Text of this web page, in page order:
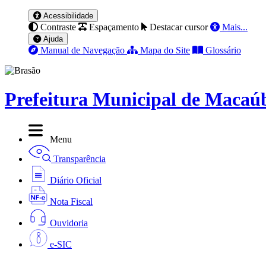
Acessibilidade
Contraste Espaçamento Destacar cursor Mais...
Ajuda
Manual de Navegação Mapa do Site Glossário
Prefeitura Municipal de
Menu
Transparência
Diário Oficial
Nota Fiscal
Ouvidoria
e-SIC